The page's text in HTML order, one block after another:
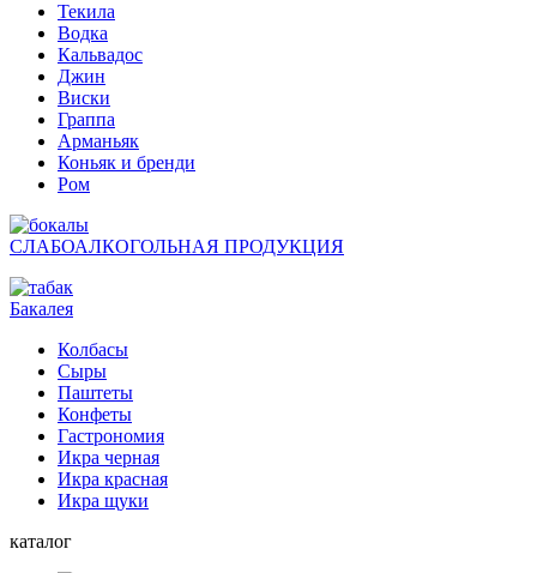
Текила
Водка
Кальвадос
Джин
Виски
Граппа
Арманьяк
Коньяк и бренди
Ром
СЛАБОАЛКОГОЛЬНАЯ ПРОДУКЦИЯ
Бакалея
Колбасы
Сыры
Паштеты
Конфеты
Гастрономия
Икра черная
Икра красная
Икра щуки
каталог